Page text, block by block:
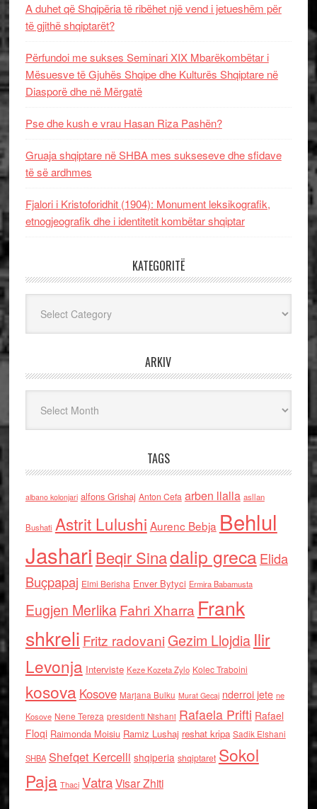
A duhet që Shqipëria të ribëhet një vend i jetueshëm për
të gjithë shqiptarët?
Përfundoi me sukses Seminari XIX Mbarëkombëtar i
Mësuesve të Gjuhës Shqipe dhe Kulturës Shqiptare në
Diasporë dhe në Mërgatë
Pse dhe kush e vrau Hasan Riza Pashën?
Gruaja shqiptare në SHBA mes sukseseve dhe sfidave
të së ardhmes
Fjalori i Kristoforidhit (1904): Monument leksikografik,
etnogjeografik dhe i identitetit kombëtar shqiptar
KATEGORITË
ARKIV
TAGS
albano kolonjari alfons Grishaj Anton Cefa arben llalla asllan
Bushati Astrit Lulushi Aurenc Bebja Behlul
Jashari Beqir Sinadalip grecaElida
Buçpapaj Elmi Berisha Enver Bytyci Ermira Babamusta
Eugjen MerlikaFahri Xharra Frank
shkreli Fritz radovaniGezim Llojdia Ilir
Levonja Interviste Keze Kozeta Zylo Kolec Traboini
kosova Kosove Marjana Bulku Murat Gecaj nderroi jete ne
Kosove Nene Tereza presidenti Nishani Rafaela Prifti Rafael
Floqi Raimonda Moisiu Ramiz Lushaj reshat kripa Sadik Elshani
SHBA Shefqet Kercelli shqiperia shqiptaret Sokol
Paja Thaci VatraVisar Zhiti